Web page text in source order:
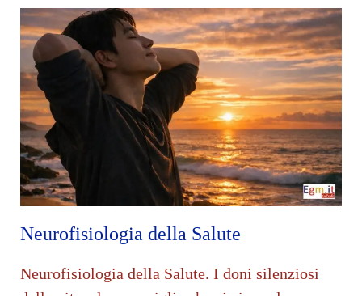
Neurofisiologia della Salute
Neurofisiologia della Salute. I doni silenziosi